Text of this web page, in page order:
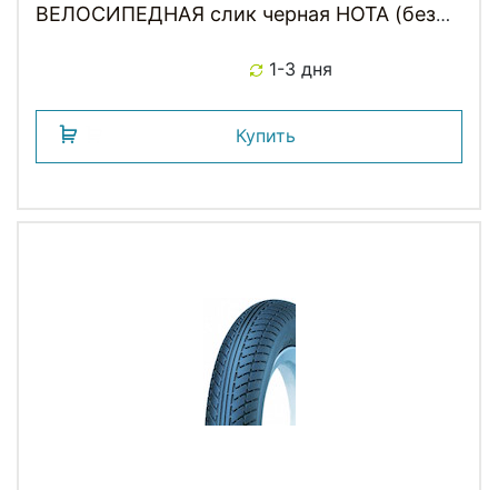
ВЕЛОСИПЕДНАЯ слик черная HOTA (без
1-3 дня
Купить